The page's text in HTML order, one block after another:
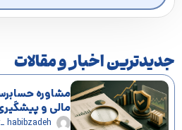
جدیدترین اخبار و مقالات
مشاوره
مالی و
habibzadeh